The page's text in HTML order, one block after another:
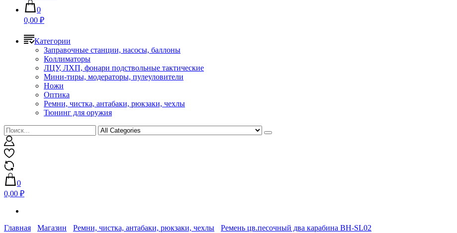
0
0,00 ₽
Категории
Заправочные станции, насосы, баллоны
Коллиматоры
ЛЦУ, ЛХП, фонари подствольные тактические
Мини-тиры, модераторы, пулеуловители
Ножи
Оптика
Ремни, чистка, антабаки, рюкзаки, чехлы
Тюнинг для оружия
0
0,00 ₽
Главная Магазин Ремни, чистка, антабаки, рюкзаки, чехлы Ремень цв.песочный два карабина BH-SL02